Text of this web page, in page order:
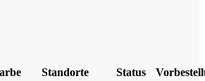
Standorte Status